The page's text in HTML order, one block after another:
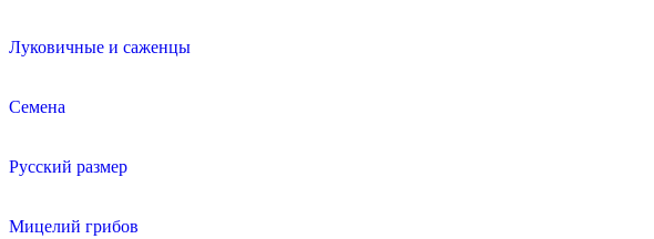
Луковичные и саженцы
Семена
Русский размер
Мицелий грибов